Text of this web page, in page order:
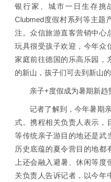
银行家、城市一日生存挑
Clubmed度假村系列等主题
注。众信旅游直客营销中心
玩具很受孩子欢迎，今年众
家庭前往德国的乐高乐园，
的新山，孩子们可去到新山
亲子+度假成为暑期新趋
记者了解到，今年暑期
式。携程相关负责人表示，
等传统亲子游目的地还是武
历史底蕴的夏令营目的地都
上还会融入避暑、休闲等
关负责人告诉记者，以今年